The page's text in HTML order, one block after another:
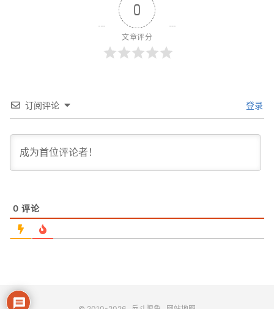
0
文章评分
订阅评论 登录
0 评论